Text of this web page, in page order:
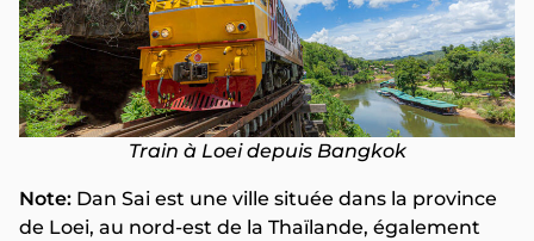
Train à Loei depuis Bangkok
Note: Dan Sai est une ville située dans la province
de Loei, au nord-est de la Thaïlande, également